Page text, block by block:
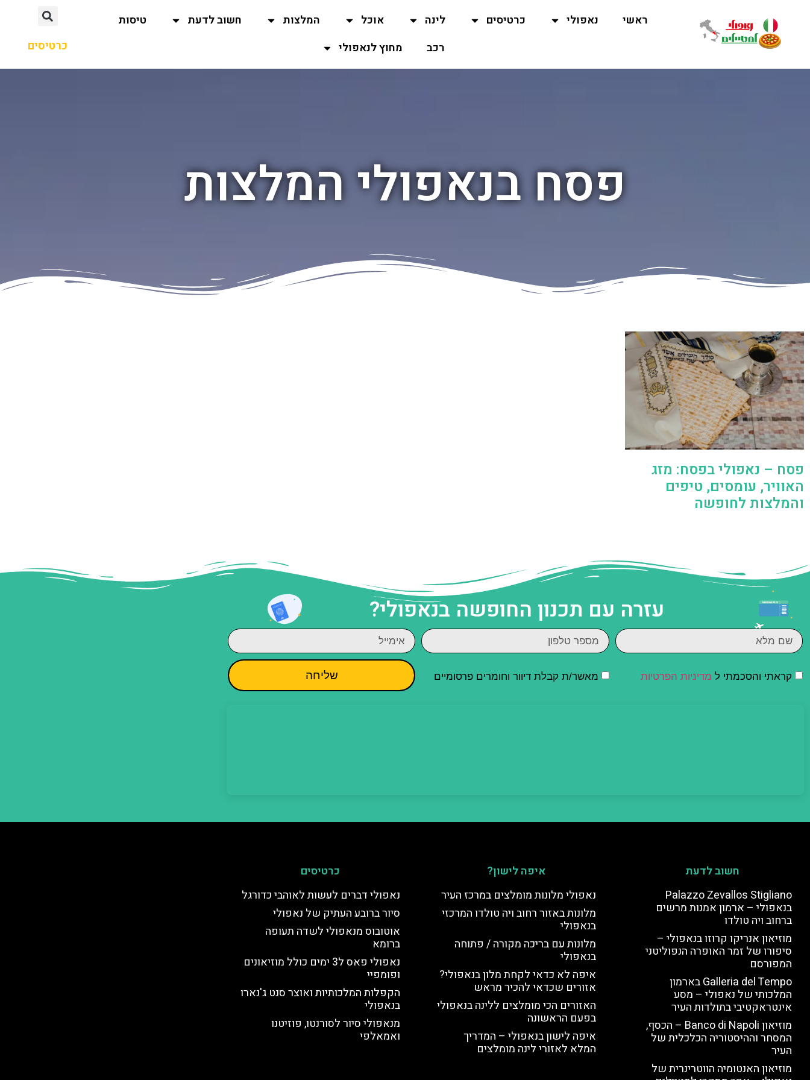
ראשי נאפולי כרטיסים לינה אוכל המלצות חשוב לדעת
טיסות
רכב
מחוץ לנאפולי כרטיסים
פסח בנאפולי המלצות
פסח – נאפולי בפסח: מזג
האוויר, עומסים, טיפים
והמלצות לחופשה
עזרה עם תכנון החופשה בנאפולי?
קראתי והסכמתי ל מדיניות הפרטיות מאשר/ת קבלת דיוור וחומרים פרסומיים שליחה
חשוב לדעת
Palazzo Zevallos Stigliano
בנאפולי – ארמון אמנות מרשים
ברחוב ויה טולדו
מוזיאון אנריקו קרוזו בנאפולי –
סיפורו של זמר האופרה הנפוליטני
המפורסם
Galleria del Tempo בארמון
המלכותי של נאפולי – מסע
אינטראקטיבי בתולדות העיר
מוזיאון Banco di Napoli – הכסף,
המסחר וההיסטוריה הכלכלית של
העיר
מוזיאון האנטומיה הווטרינרית של
איפה לישון?
נאפולי מלונות מומלצים במרכז העיר
מלונות באזור רחוב ויה טולדו המרכזי
בנאפולי
מלונות עם בריכה מקורה / פתוחה
בנאפולי
איפה לא כדאי לקחת מלון בנאפולי?
אזורים שכדאי להכיר מראש
האזורים הכי מומלצים ללינה בנאפולי
בפעם הראשונה
איפה לישון בנאפולי – המדריך
המלא לאזורי לינה מומלצים
כרטיסים
נאפולי דברים לעשות לאוהבי כדורגל
סיור ברובע העתיק של נאפולי
אוטובוס מנאפולי לשדה תעופה
ברומא
נאפולי פאס ל3 ימים כולל מוזיאונים
ופומפיי
הקפלות המלכותיות ואוצר סנט ג'נארו
בנאפולי
מנאפולי סיור לסורנטו, פוזיטנו
ואמאלפי